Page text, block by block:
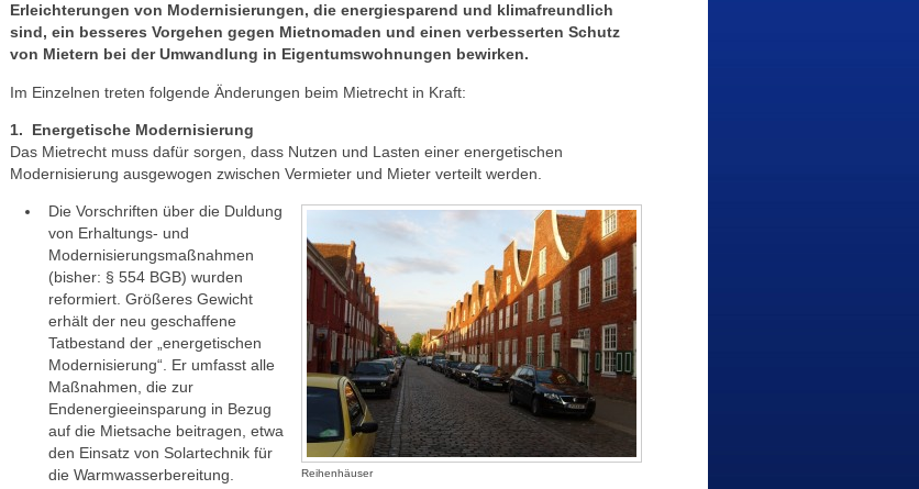
Erleichterungen von Modernisierungen, die energiesparend und klimafreundlich
sind, ein besseres Vorgehen gegen Mietnomaden und einen verbesserten Schutz
von Mietern bei der Umwandlung in Eigentumswohnungen bewirken.
Im Einzelnen treten folgende Änderungen beim Mietrecht in Kraft:
1. Energetische Modernisierung
Das Mietrecht muss dafür sorgen, dass Nutzen und Lasten einer energetischen
Modernisierung ausgewogen zwischen Vermieter und Mieter verteilt werden.
Reihenhäuser
Die Vorschriften über die Duldung
von Erhaltungs- und
Modernisierungsmaßnahmen
(bisher: § 554 BGB) wurden
reformiert. Größeres Gewicht
erhält der neu geschaffene
Tatbestand der „energetischen
Modernisierung“. Er umfasst alle
Maßnahmen, die zur
Endenergieeinsparung in Bezug
auf die Mietsache beitragen, etwa
den Einsatz von Solartechnik für
die Warmwasserbereitung.